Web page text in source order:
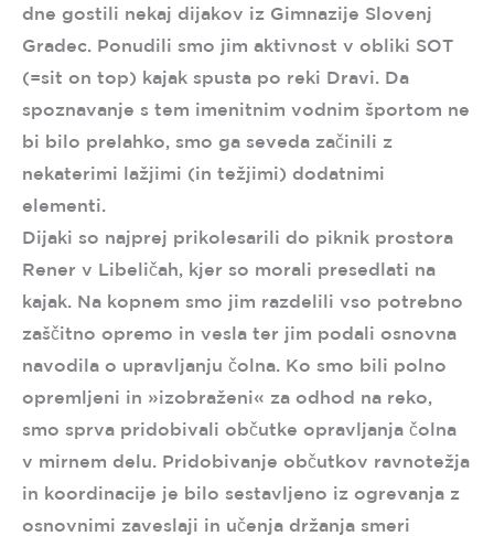
dne gostili nekaj dijakov iz Gimnazije Slovenj
Gradec. Ponudili smo jim aktivnost v obliki SOT
(=sit on top) kajak spusta po reki Dravi. Da
spoznavanje s tem imenitnim vodnim športom ne
bi bilo prelahko, smo ga seveda začinili z
nekaterimi lažjimi (in težjimi) dodatnimi
elementi.
Dijaki so najprej prikolesarili do piknik prostora
Rener v Libeličah, kjer so morali presedlati na
kajak. Na kopnem smo jim razdelili vso potrebno
zaščitno opremo in vesla ter jim podali osnovna
navodila o upravljanju čolna. Ko smo bili polno
opremljeni in »izobraženi« za odhod na reko,
smo sprva pridobivali občutke opravljanja čolna
v mirnem delu. Pridobivanje občutkov ravnotežja
in koordinacije je bilo sestavljeno iz ogrevanja z
osnovnimi zaveslaji in učenja držanja smeri